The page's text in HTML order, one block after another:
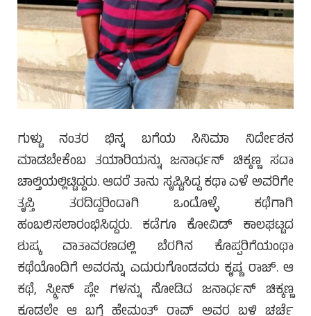
ಗುಳ್ಟು ನಂತರ ಭಿನ್ನ ಬಗೆಯ ಸಿನಿಮಾ ನಿರ್ದೇಶನ
ಮಾಡಬೇಕೆಂಬ ತಯಾರಿಯನ್ನು ಜನಾರ್ಧನ್ ಚಿಕ್ಕಣ್ಣ ಸದಾ
ಚಾಲ್ತಿಯಲ್ಲಿಟ್ಟಿದ್ದರು. ಆದರೆ ತಾನು ಸೃಷ್ಟಿಸಿದ್ದ ಕಥಾ ಎಳೆ ಅವರಿಗೇ
ತೃಪ್ತಿ ತರದಿದ್ದರಿಂದಾಗಿ ಒಂದೊಳ್ಳೆ ಕಥೆಗಾಗಿ
ಹಂಬಲಿಸಲಾರಂಭಿಸಿದ್ದರು. ಕಡೆಗೂ ಕೋವಿಡ್ ಕಾಲಘಟ್ಟದ
ಶುಷ್ಕ ವಾತಾವರಣದಲ್ಲಿ ಬೆರಗಿನ ಕೊಪ್ಪರಿಗೆಯಂಥಾ
ಕಥೆಯೊಂದಿಗೆ ಅವರನ್ನು ಎದುರುಗೊಂಡವರು ಕೃಷ್ಣ ರಾಜ್. ಆ
ಕಥೆ, ಸ್ಕ್ರೀನ್ ಪ್ಲೇ ಗಳನ್ನು ನೋಡಿದ ಜನಾರ್ಧನ್ ಚಿಕ್ಕಣ್ಣ